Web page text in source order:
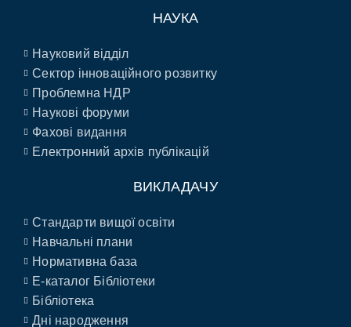
НАУКА
Науковий відділ
Сектор інноваційного розвитку
Проблемна НДР
Наукові форуми
Фахові видання
Електронний архів публікацій
ВИКЛАДАЧУ
Стандарти вищої освіти
Навчальні плани
Нормативна база
E-каталог Бібліотеки
Бібліотека
Дні народження